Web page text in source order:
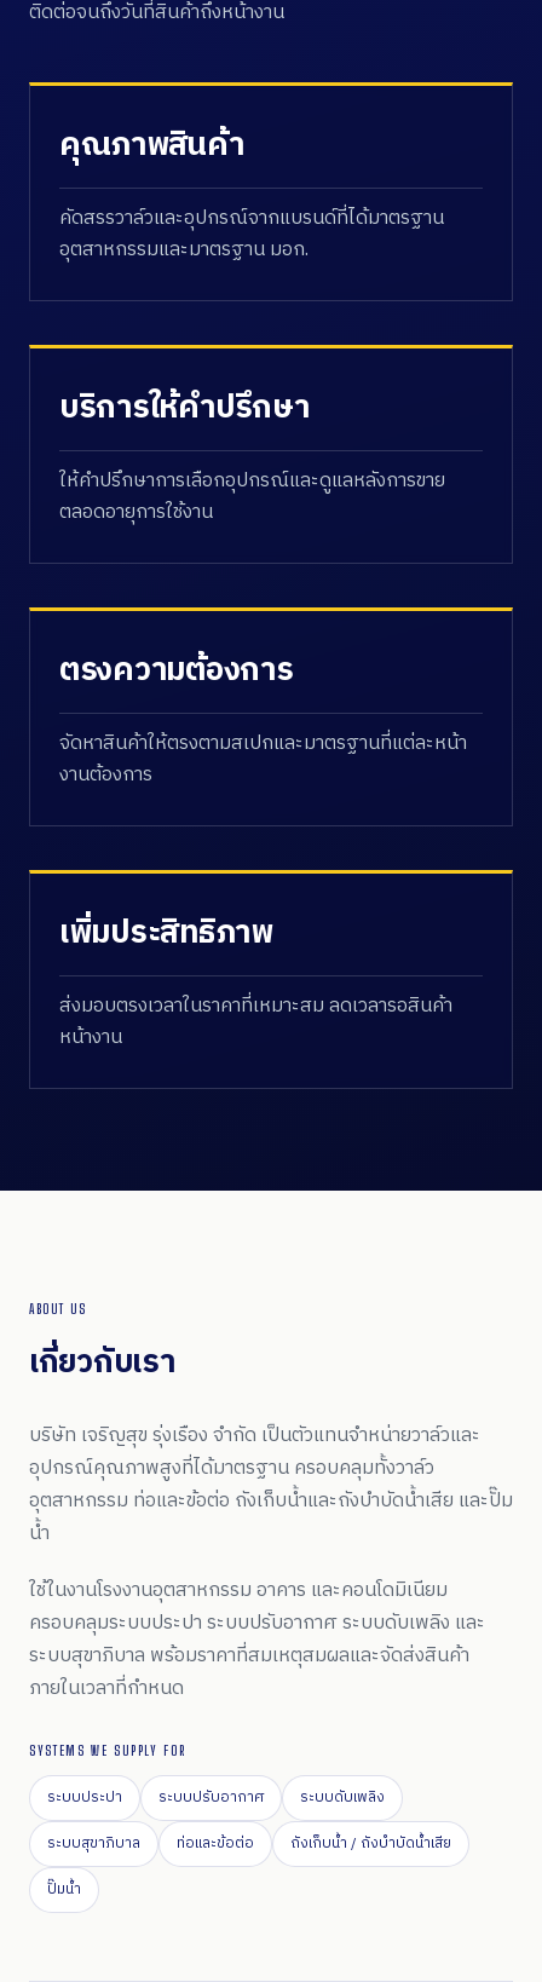
ติดต่อจนถึงวันที่สินค้าถึงหน้างาน
คุณภาพสินค้า
คัดสรรวาล์วและอุปกรณ์จากแบรนด์ที่ได้มาตรฐาน
อุตสาหกรรมและมาตรฐาน มอก.
บริการให้คำปรึกษา
ให้คำปรึกษาการเลือกอุปกรณ์และดูแลหลังการขาย
ตลอดอายุการใช้งาน
ตรงความต้องการ
จัดหาสินค้าให้ตรงตามสเปกและมาตรฐานที่แต่ละหน้า
งานต้องการ
เพิ่มประสิทธิภาพ
ส่งมอบตรงเวลาในราคาที่เหมาะสม ลดเวลารอสินค้า
หน้างาน
ABOUT US
เกี่ยวกับเรา
บริษัท เจริญสุข รุ่งเรือง จำกัด เป็นตัวแทนจำหน่ายวาล์วและ
อุปกรณ์คุณภาพสูงที่ได้มาตรฐาน ครอบคลุมทั้งวาล์ว
อุตสาหกรรม ท่อและข้อต่อ ถังเก็บน้ำและถังบำบัดน้ำเสีย และปั๊ม
น้ำ
ใช้ในงานโรงงานอุตสาหกรรม อาคาร และคอนโดมิเนียม
ครอบคลุมระบบประปา ระบบปรับอากาศ ระบบดับเพลิง และ
ระบบสุขาภิบาล พร้อมราคาที่สมเหตุสมผลและจัดส่งสินค้า
ภายในเวลาที่กำหนด
SYSTEMS WE SUPPLY FOR
ระบบประปา ระบบปรับอากาศ
ระบบดับเพลิง
ระบบสุขาภิบาล
ท่อและข้อต่อ
ถังเก็บน้ำ / ถังบำบัดน้ำเสีย
ปั๊มน้ำ